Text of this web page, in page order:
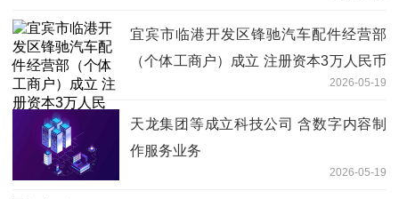
宜宾市临港开发区锋驰汽车配件经营部
（个体工商户）成立 注册资本3万人民币
2026-05-19
天龙集团等成立科技公司 含数字内容制
作服务业务
2026-05-19